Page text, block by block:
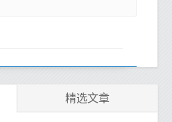
精选文章